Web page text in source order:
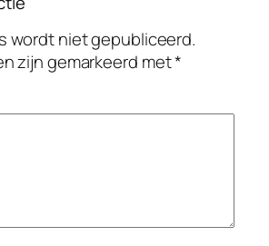
wordt niet gepubliceerd.
zijn gemarkeerd met*